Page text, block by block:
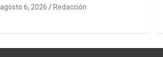
agosto 6, 2026 Redacción